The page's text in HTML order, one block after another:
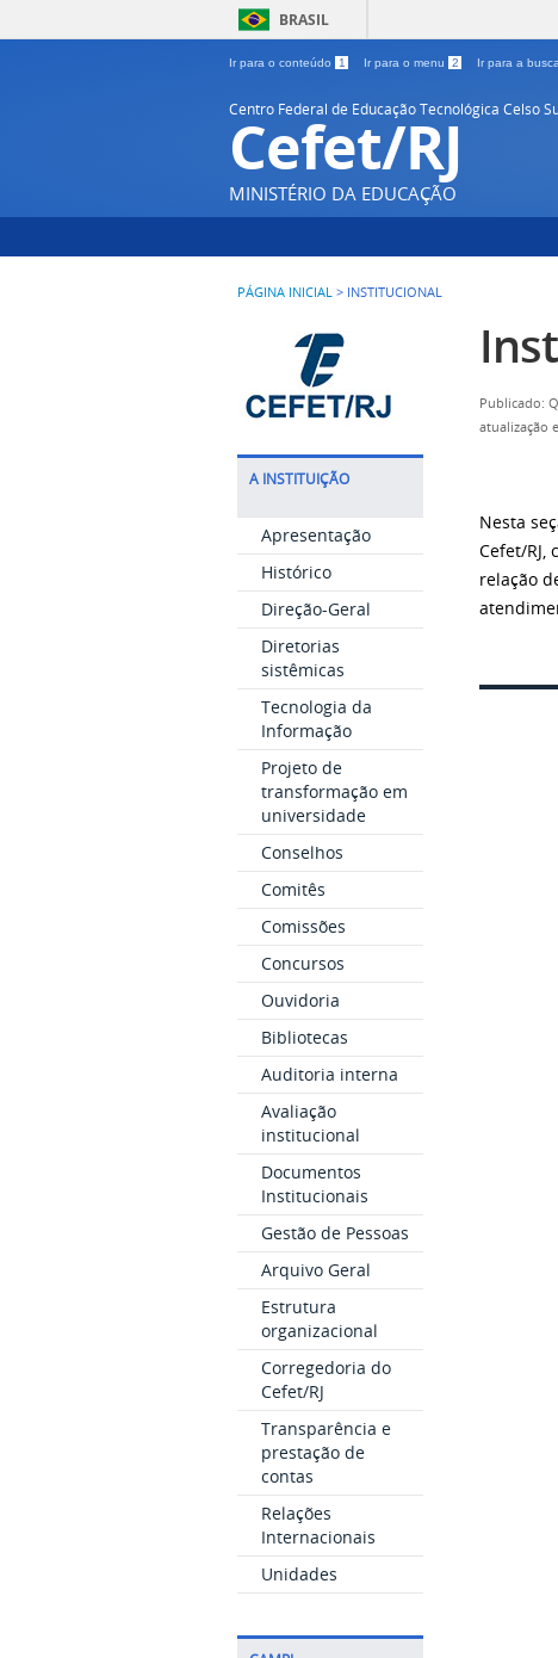
BRASIL
Ir para o conteúdo 1 Ir para o menu 2 Ir para a busca
Centro Federal de Educação Tecnológica Celso
Cefet/RJ
MINISTÉRIO DA EDUCAÇÃO
PÁGINA INICIAL > INSTITUCIONAL
A INSTITUIÇÃO
Apresentação
Histórico
Direção-Geral
Diretorias
sistêmicas
Tecnologia da
Informação
Projeto de
transformação em
universidade
Conselhos
Comitês
Comissões
Concursos
Ouvidoria
Bibliotecas
Auditoria interna
Avaliação
institucional
Documentos
Institucionais
Gestão de Pessoas
Arquivo Geral
Estrutura
organizacional
Corregedoria do
Cefet/RJ
Transparência e
prestação de
contas
Relações
Internacionais
Unidades
Publicado:
atualização
Nesta
Cefet/
relação